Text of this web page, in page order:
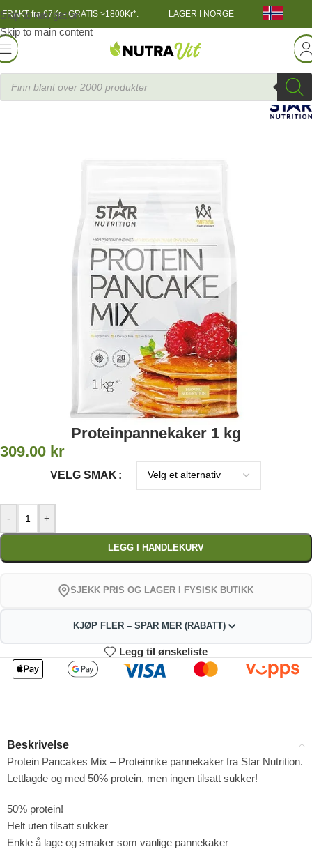
Skip to navigation
Skip to main content
FRAKT fra 67Kr - GRATIS >1800Kr*. LAGER I NORGE
Funksjonell Mat»Proteinpannekaker 1 kg
Proteinpannekaker 1 kg
309.00 kr
VELG SMAK
- +
LEGG I HANDLEKURV
SJEKK PRIS OG LAGER I FYSISK BUTIKK
KJØP FLER – SPAR MER (RABATT)
2
305.91
kr
3-4
302.82
4%
Legg til ønskeliste
Beskrivelse
Protein Pancakes Mix – Proteinrike pannekaker fra Star Nutrition.
Lettlagde og med 50% protein, men ingen tilsatt sukker!
50% protein!
Helt uten tilsatt sukker
Enkle å lage og smaker som vanlige pannekaker